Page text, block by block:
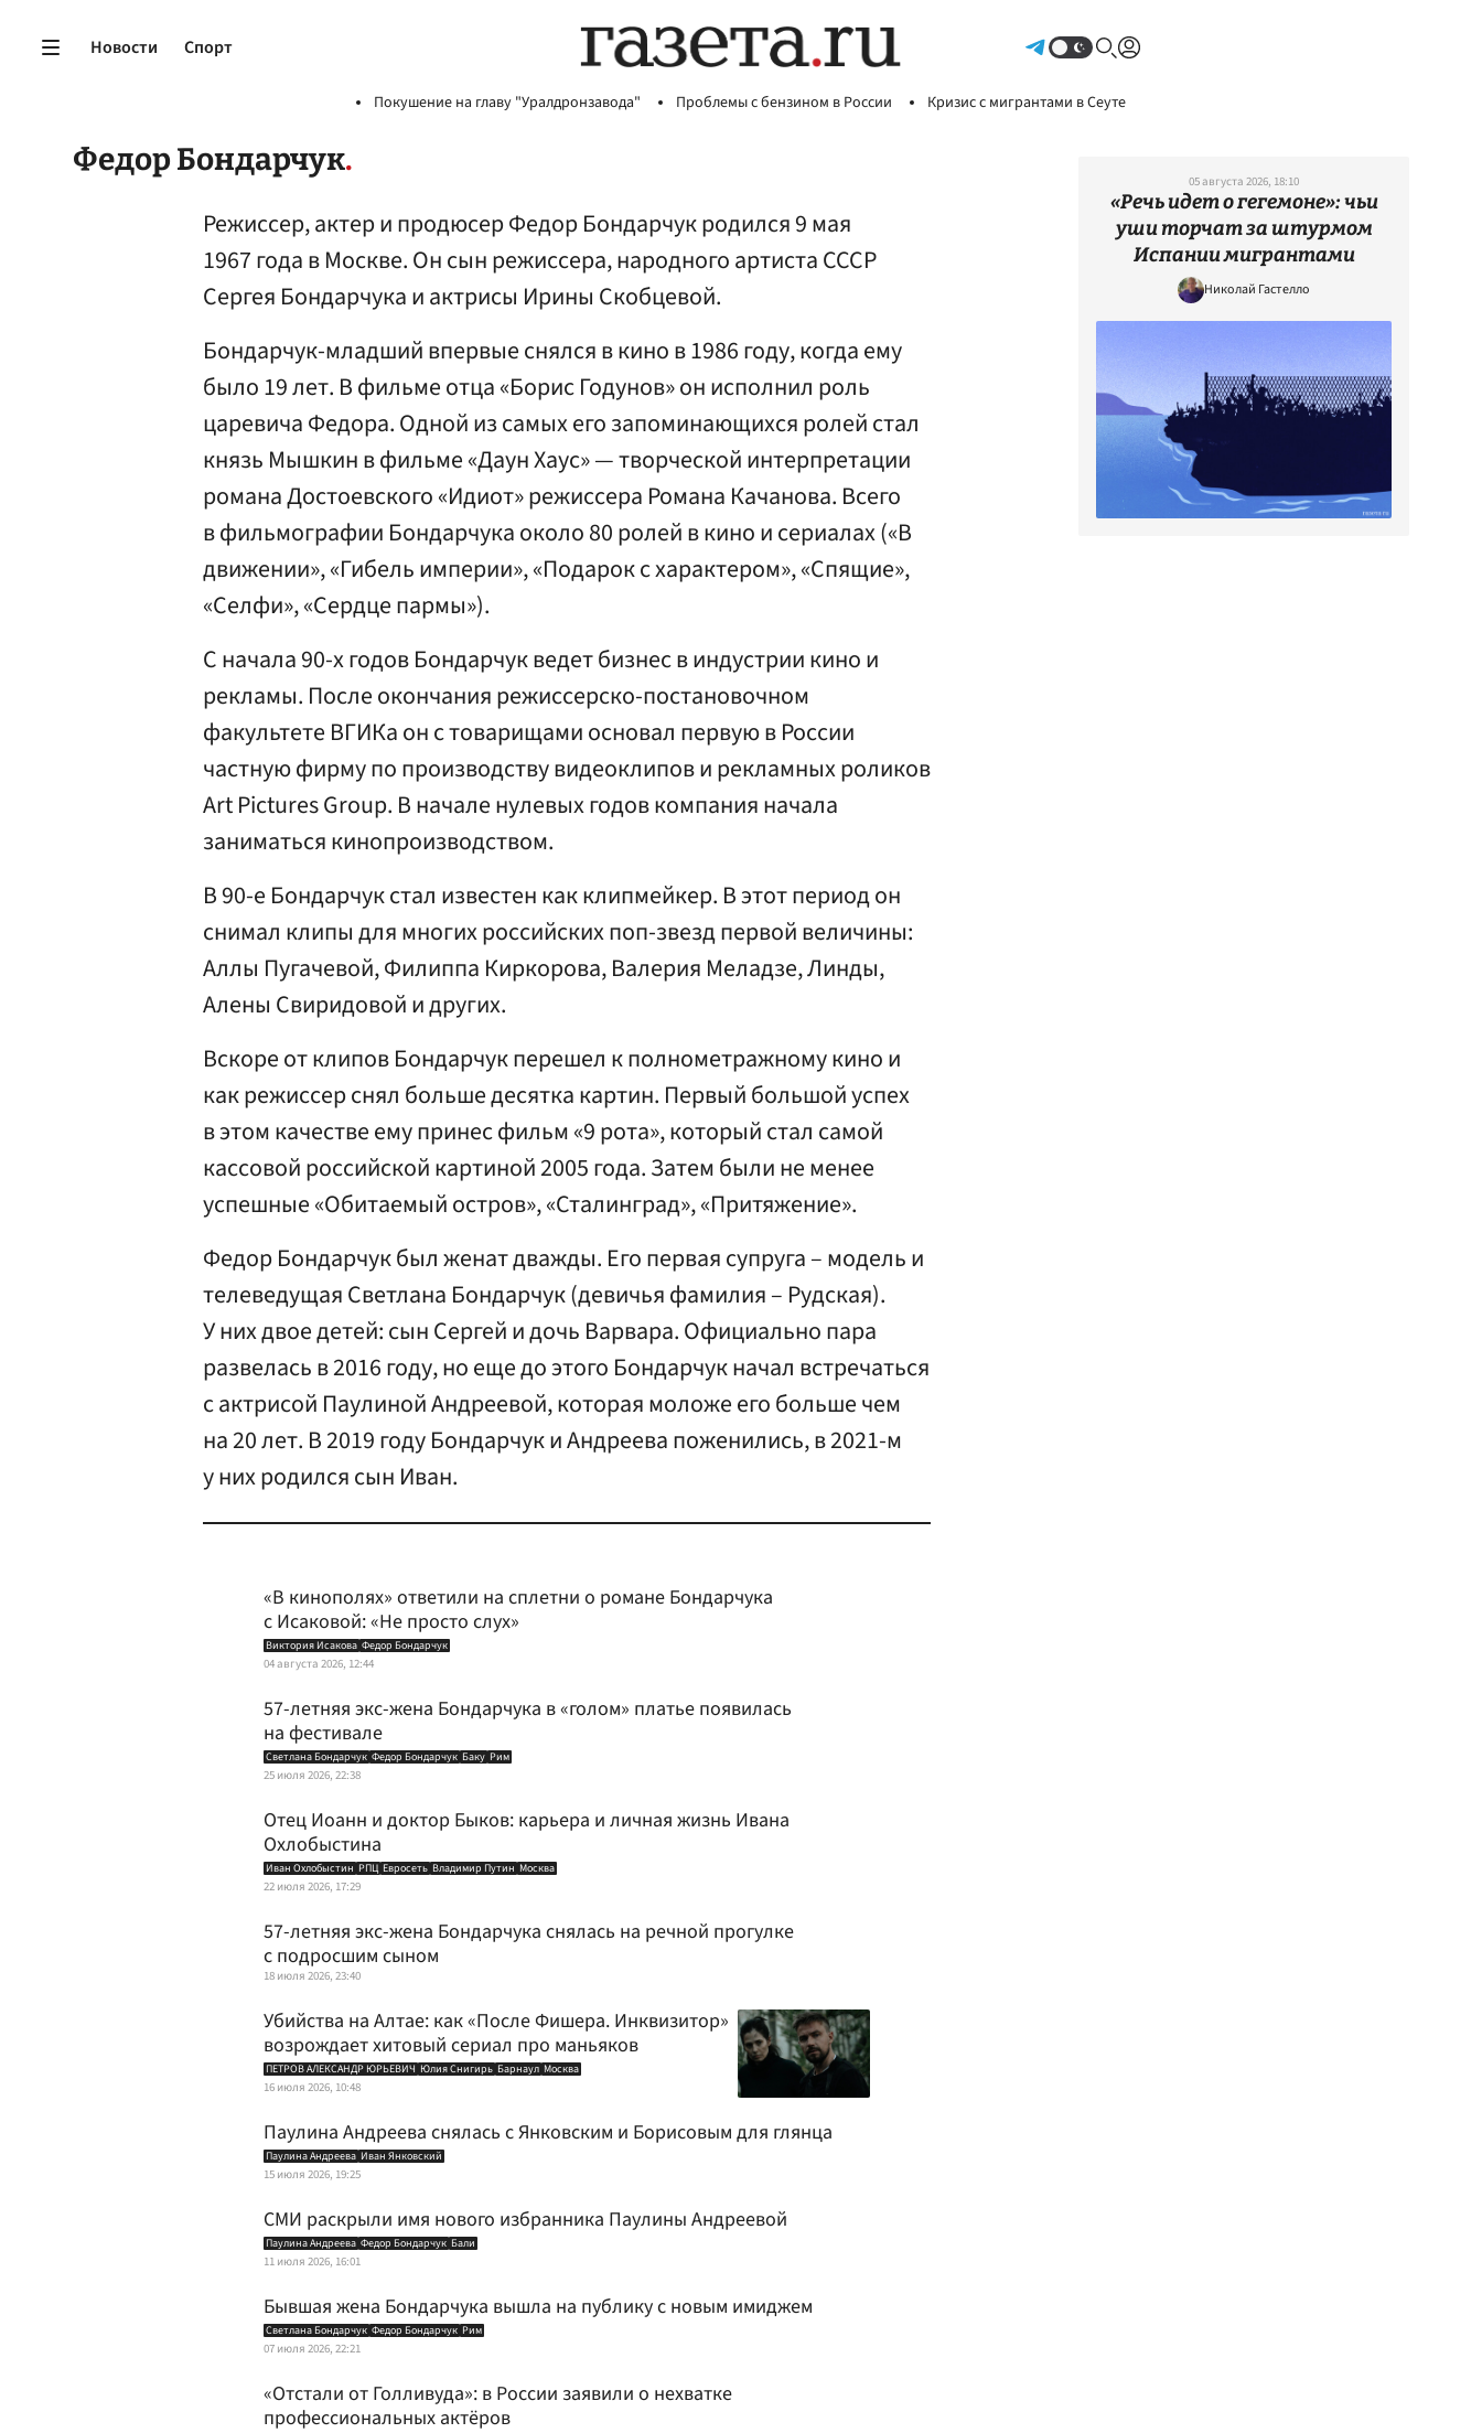
Новости Спорт
Покушение на главу "Уралдронзавода" Проблемы с бензином в России Кризис с мигрантами в Сеуте
Федор Бондарчук
Режиссер, актер и продюсер Федор Бондарчук родился 9 мая
1967 года в Москве. Он сын режиссера, народного артиста СССР
Сергея Бондарчука и актрисы Ирины Скобцевой.
Бондарчук-младший впервые снялся в кино в 1986 году, когда ему
было 19 лет. В фильме отца «Борис Годунов» он исполнил роль
царевича Федора. Одной из самых его запоминающихся ролей стал
князь Мышкин в фильме «Даун Хаус» — творческой интерпретации
романа Достоевского «Идиот» режиссера Романа Качанова. Всего
в фильмографии Бондарчука около 80 ролей в кино и сериалах («В
движении», «Гибель империи», «Подарок с характером», «Спящие»,
«Селфи», «Сердце пармы»).
С начала 90-х годов Бондарчук ведет бизнес в индустрии кино и
рекламы. После окончания режиссерско-постановочном
факультете ВГИКа он с товарищами основал первую в России
частную фирму по производству видеоклипов и рекламных роликов
Art Pictures Group. В начале нулевых годов компания начала
заниматься кинопроизводством.
В 90-е Бондарчук стал известен как клипмейкер. В этот период он
снимал клипы для многих российских поп-звезд первой величины:
Аллы Пугачевой, Филиппа Киркорова, Валерия Меладзе, Линды,
Алены Свиридовой и других.
Вскоре от клипов Бондарчук перешел к полнометражному кино и
как режиссер снял больше десятка картин. Первый большой успех
в этом качестве ему принес фильм «9 рота», который стал самой
кассовой российской картиной 2005 года. Затем были не менее
успешные «Обитаемый остров», «Сталинград», «Притяжение».
Федор Бондарчук был женат дважды. Его первая супруга – модель и
телеведущая Светлана Бондарчук (девичья фамилия – Рудская).
У них двое детей: сын Сергей и дочь Варвара. Официально пара
развелась в 2016 году, но еще до этого Бондарчук начал встречаться
с актрисой Паулиной Андреевой, которая моложе его больше чем
на 20 лет. В 2019 году Бондарчук и Андреева поженились, в 2021-м
у них родился сын Иван.
«В кинополях» ответили на сплетни о романе Бондарчука
с Исаковой: «Не просто слух»
Виктория Исакова Федор Бондарчук
04 августа 2026, 12:44
57-летняя экс-жена Бондарчука в «голом» платье появилась
на фестивале
Светлана Бондарчук Федор Бондарчук Баку Рим
25 июля 2026, 22:38
Отец Иоанн и доктор Быков: карьера и личная жизнь Ивана
Охлобыстина
Иван Охлобыстин РПЦ Евросеть Владимир Путин Москва
22 июля 2026, 17:29
57-летняя экс-жена Бондарчука снялась на речной прогулке
с подросшим сыном
18 июля 2026, 23:40
Убийства на Алтае: как «После Фишера. Инквизитор»
возрождает хитовый сериал про маньяков
ПЕТРОВ АЛЕКСАНДР ЮРЬЕВИЧ Юлия Снигирь Барнаул Москва
16 июля 2026, 10:48
Паулина Андреева снялась с Янковским и Борисовым для глянца
Паулина Андреева Иван Янковский
15 июля 2026, 19:25
СМИ раскрыли имя нового избранника Паулины Андреевой
Паулина Андреева Федор Бондарчук Бали
11 июля 2026, 16:01
Бывшая жена Бондарчука вышла на публику с новым имиджем
Светлана Бондарчук Федор Бондарчук Рим
07 июля 2026, 22:21
«Отстали от Голливуда»: в России заявили о нехватке
профессиональных актёров
05 августа 2026, 18:10
«Речь идет о гегемоне»: чьи
уши торчат за штурмом
Испании мигрантами
Николай Гастелло